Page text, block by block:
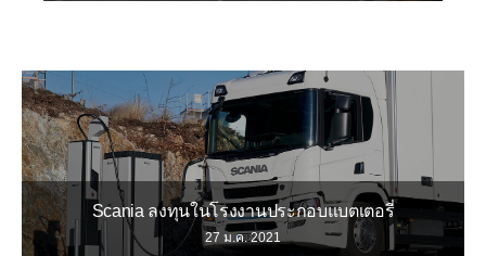
Scania ลงทุนในโรงงานประกอบแบตเตอรี่
27 ม.ค. 2021